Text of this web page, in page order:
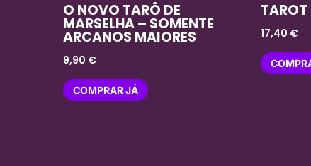
O NOVO TARÔ DE
MARSELHA – SOMENTE
ARCANOS MAIORES
9,90 €
COMPRAR JÁ
17,40 €